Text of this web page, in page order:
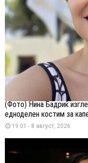
(Фото) Нина Бадриќ
едноделен костим за
19:01 - 8 август, 2026